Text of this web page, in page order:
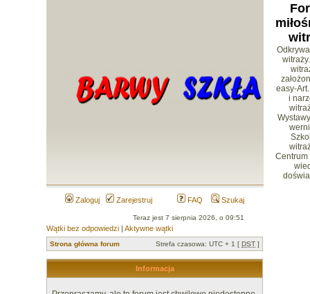
easy-
i
Zaloguj Zarejestruj FAQ Szukaj
Teraz jest 7 sierpnia 2026, o 09:51
Wątki bez odpowiedzi |Aktywne wątki
Strona główna forum Strefa czasowa: UTC + 1 [DST ]
Informacja